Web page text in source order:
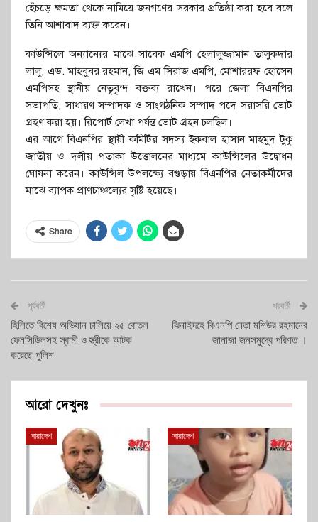
হেঁচড়ে ক্ষমতা থেকে নামিয়ে জনগণের সরকার প্রতিষ্ঠা করা হবে বলে
তিনি আশাবাদ ব্যক্ত করেন।
কাউন্সিলে অন্যান্যের মাঝে সাবেক এমপি হেলালুজ্জামান তালুকদার
লালু, এড. মাহবুবর রহমান, জি এম সিরাজ এমপি, মোশাররফ হোসেন
এমপিসহ স্থানীয় নেতৃবৃন্দ বক্তব্য রাখেন। পরে জেলা বিএনপির
সভাপতি, সাধারণ সম্পাদক ও সাংগঠনিক সম্পাদ পদে সরাসরি ভোট
গ্রহণ করা হয়। রিপোর্ট লেখা পর্যন্ত ভোট গ্রহন চলছিল।
এর আগে বিএনপির স্থায়ী কমিটির সদস্য ইকবাল হাসান মাহমুদ টুকু
জাতীয় ও দলীয় পতাকা উত্তোলনের মাধ্যমে কাউন্সিলের উদ্বোধন
ঘোষনা করেন। কাউন্সিল উপলক্ষ্যে বগুড়ায় বিএনপির নেতাকর্মীদের
মাঝে ব্যাপক প্রাণচাঞ্চল্যের সৃষ্টি হয়েছে।
Share
পূর্ববর্তী
হিলিতে বিশেষ অভিযান চালিয়ে ২৫ বোতল
ফেনসিডিলসহ স্বামী ও স্ত্রীকে আটক
করেছে পুলিশ
পরবর্তী
ঝিনাইদহে বিএনপি নেতা মশিউর রহমানের
জানাজা জনসমুদ্রে পরিণত ।
আরো দেখুনঃ
সারাদেশ সারাদেশ